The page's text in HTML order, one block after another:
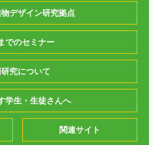
デザイン研究拠点
でのセミナー
究について
学生・生徒さんへ
関連サイト